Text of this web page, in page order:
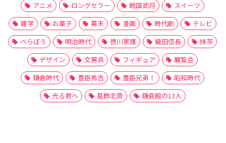
アニメ
ロングセラー 戦国武将
スイーツ
雑学
お菓子 幕末 漫画 時代劇
テレビ
べらぼう
明治時代 徳川家康 織田信長
抹茶
デザイン
文房具 フィギュア
展覧会
鎌倉時代
豊臣秀吉 豊臣兄弟！
昭和時代
光る君へ
葛飾北斎 鎌倉殿の13人